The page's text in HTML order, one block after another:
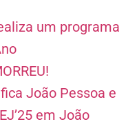
um programa
João Pessoa e
em João